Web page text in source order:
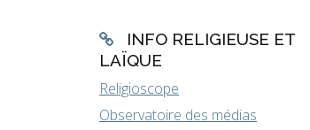
INFO RELIGIEUSE ET
LAÏQUE
Religioscope
Observatoire des médias